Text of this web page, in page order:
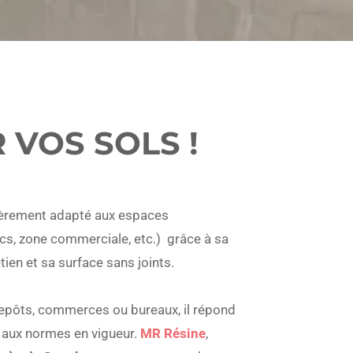
VOS SOLS !
adapté aux espaces
zone commerciale, etc.) grâce à sa
et sa surface sans joints.
commerces ou bureaux, il répond
normes en vigueur. MR Résine,